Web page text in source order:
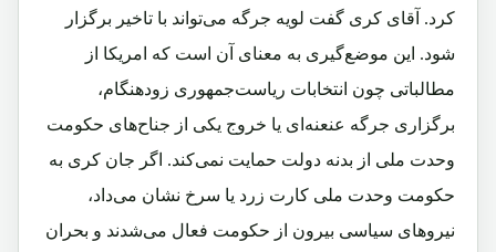
کرد. آقای کری گفت لویه‌ جرگه می‌تواند با تاخیر برگزار
شود. این موضع‌گیری به معنای آن است که امریکا از
مطالباتی چون انتخابات ریاست‌جمهوری زودهنگام،
برگزاری جرگه ‌عنعنه‌ای یا خروج یکی از جناح‌های حکومت
وحدت ملی از بدنه دولت حمایت نمی‌کند. اگر جان کری به
حکومت وحدت ملی کارت زرد یا سرخ نشان می‌داد،
نیروهای سیاسی بیرون از حکومت فعال می‌شدند و بحران